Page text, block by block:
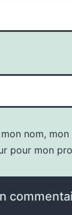
nom,
pour mon